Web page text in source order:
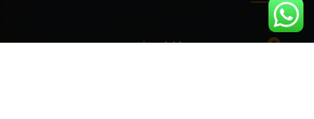
דרך מנחם בגין 144, תל אביב